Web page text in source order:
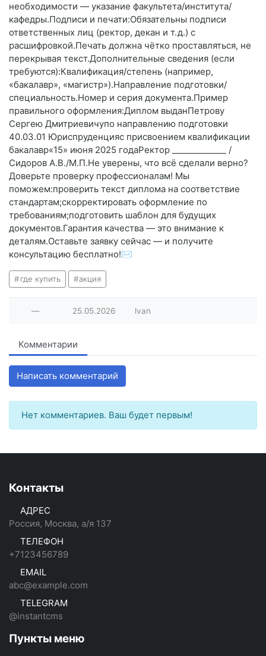
необходимости — указание факультета/института/
кафедры.Подписи и печати:Обязательны подписи
ответственных лиц (ректор, декан и т. д.) с
расшифровкой.Печать должна чётко проставляться, не
перекрывая текст.Дополнительные сведения (если
требуются):Квалификация/степень (например,
«бакалавр», «магистр»).Направление подготовки/
специальность.Номер и серия документа.Пример
правильного оформления:Диплом выданПетрову
Сергею Дмитриевичупо направлению подготовки
40.03.01 Юриспруденцияс присвоением квалификации
бакалавр«15» июня 2025 годаРектор _____________ /
Сидоров А.В./М.П.Не уверены, что всё сделали верно?
Доверьте проверку профессионалам! Мы
поможем:проверить текст диплома на соответствие
стандартам;скорректировать оформление по
требованиям;подготовить шаблон для будущих
документов.Гарантия качества — это внимание к
деталям.Оставьте заявку сейчас — и получите
консультацию бесплатно!✉️
где купить акция
— 25.05.2026 lvan
Комментарии
Написать комментарий
Нет комментариев. Ваш будет первым!
Контакты
АДРЕС
Россия, Москва, а/я 137
ТЕЛЕФОН
+7123456789
EMAIL
abc@example.com
TELEGRAM
@instantcms
Пункты меню